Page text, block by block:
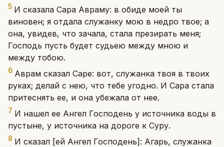
5 И сказала Сара Авраму: в обиде моей ты
виновен; я отдала служанку мою в недро твое; а
она, увидев, что зачала, стала презирать меня;
Господь пусть будет судьею между мною и
между тобою.
6 Аврам сказал Саре: вот, служанка твоя в твоих
руках; делай с нею, что тебе угодно. И Сара стала
притеснять ее, и она убежала от нее.
7 И нашел ее Ангел Господень у источника воды в
пустыне, у источника на дороге к Суру.
8 И сказал [ей Ангел Господень]: Агарь, служанка